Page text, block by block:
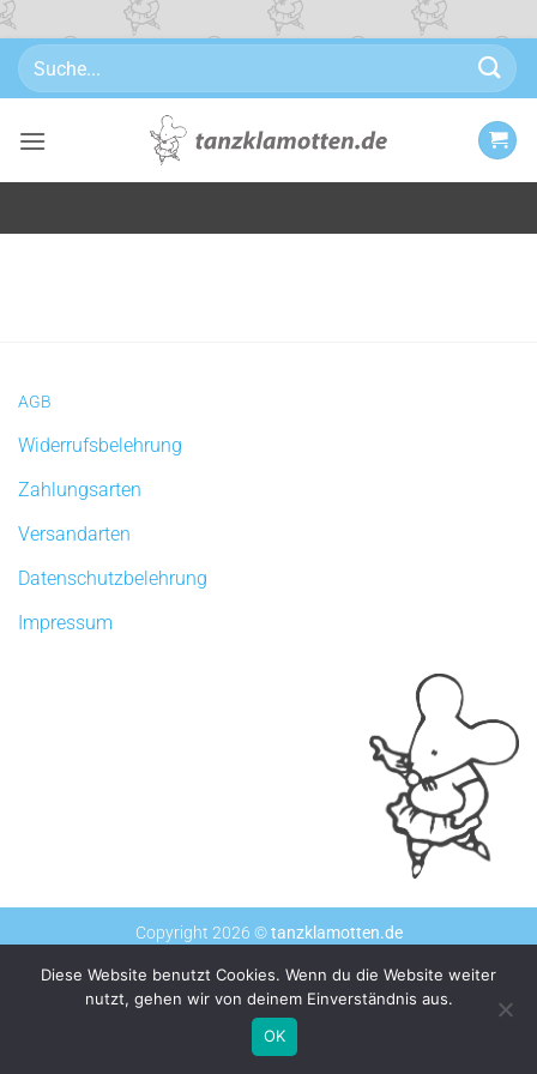
Zum
Inhalt
Suchen
nach:
AGB
Widerrufsbelehrung
Zahlungsarten
Versandarten
Datenschutzbelehrung
Impressum
Copyright 2026 ©tanzklamotten.de
Diese Website benutzt Cookies. Wenn du die Website weiter
nutzt, gehen wir von deinem Einverständnis aus.
OK